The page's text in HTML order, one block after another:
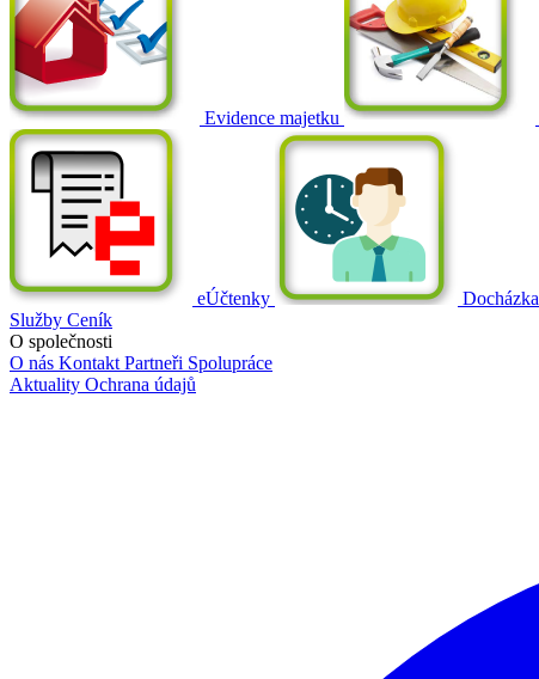
Evidence majetku
eÚčtenky Docházka
Služby Ceník
O společnosti
O nás Kontakt Partneři Spolupráce
Aktuality Ochrana údajů